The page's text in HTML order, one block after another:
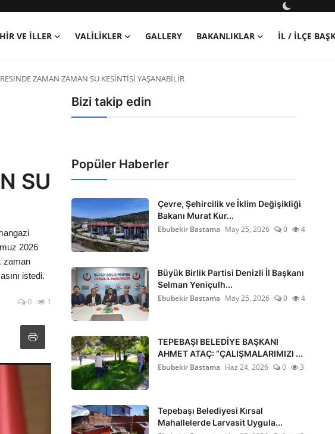
VE İLLER VALILIKLER GALLERY BAKANLIKLAR İL / İLÇE
ZAMAN ZAMAN SU KESİNTİSİ YAŞANABİLİR
SU
2026
zaman
istedi.
0 1
Bizi takip edin
Popüler Haberler
Çevre, Şehircilik ve İklim Değişikliği
Bakanı Murat Kur...
Ebubekir Bastama May 25, 2026 0 4
Büyük Birlik Partisi Denizli İl Başkanı
Selman Yeniçulh...
Ebubekir Bastama May 25, 2026 0 4
TEPEBAŞI BELEDİYE BAŞKANI
AHMET ATAÇ: “ÇALIŞMALARIMIZI ...
Ebubekir Bastama Haz 24, 2026 0 3
Tepebaşı Belediyesi Kırsal
Mahallelerde Larvasit Uygula...